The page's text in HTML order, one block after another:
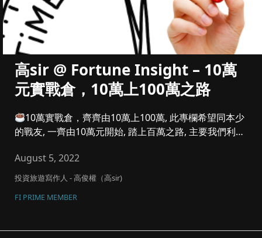
高sir @ Fortune Insight – 10萬
元實戰倉，10萬上100萬之路
10萬實戰倉，齊齊由10萬上100萬, 此專欄希望同本少
的戰友, 一齊由10萬元開始, 踏上百萬之路, 主要我們利潤
August 5, 2022
投資旅遊寫作人 - 高俊權（高sir)
FI PRIME MEMBER